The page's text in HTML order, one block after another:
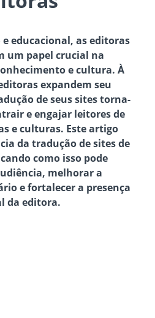
educacional, as editoras
um papel crucial na
e cultura. À
expandem seu
de seus sites torna-
e engajar leitores de
e culturas. Este artigo
da tradução de sites de
como isso pode
melhorar a
e fortalecer a presença
da editora.